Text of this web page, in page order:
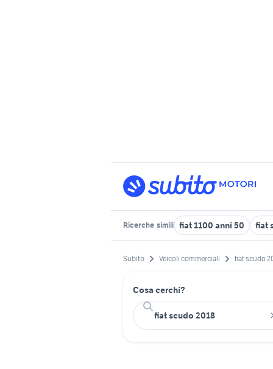
Ricerche simili fiat 1100 anni 50 fiat
Subito Veicoli commerciali fiat scudo
Cosa cerchi?